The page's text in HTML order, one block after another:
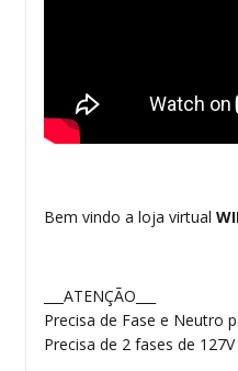
Bem vindo a loja virtual
___ATENÇÃO___
Precisa de Fase e Neutro
Precisa de 2 fases de